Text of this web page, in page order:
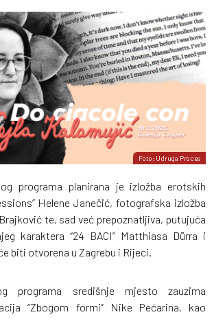
Foto: Udruga Proces
programa planirana je izložba erotskih
Helene Janečić, fotografska izložba
Brajković te, sad već prepoznatljiva, putujuća
karaktera “24 BACI” Matthiasa Dürra i
biti otvorena u Zagrebu i Rijeci.
programa središnje mjesto zauzima
“Zbogom formi” Nike Pećarina, kao